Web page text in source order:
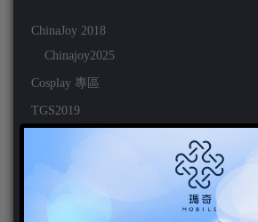
ChinaJoy 2018
Chinajoy2025
Cosplay 專區
TGS2019
天堂2:革命 專區